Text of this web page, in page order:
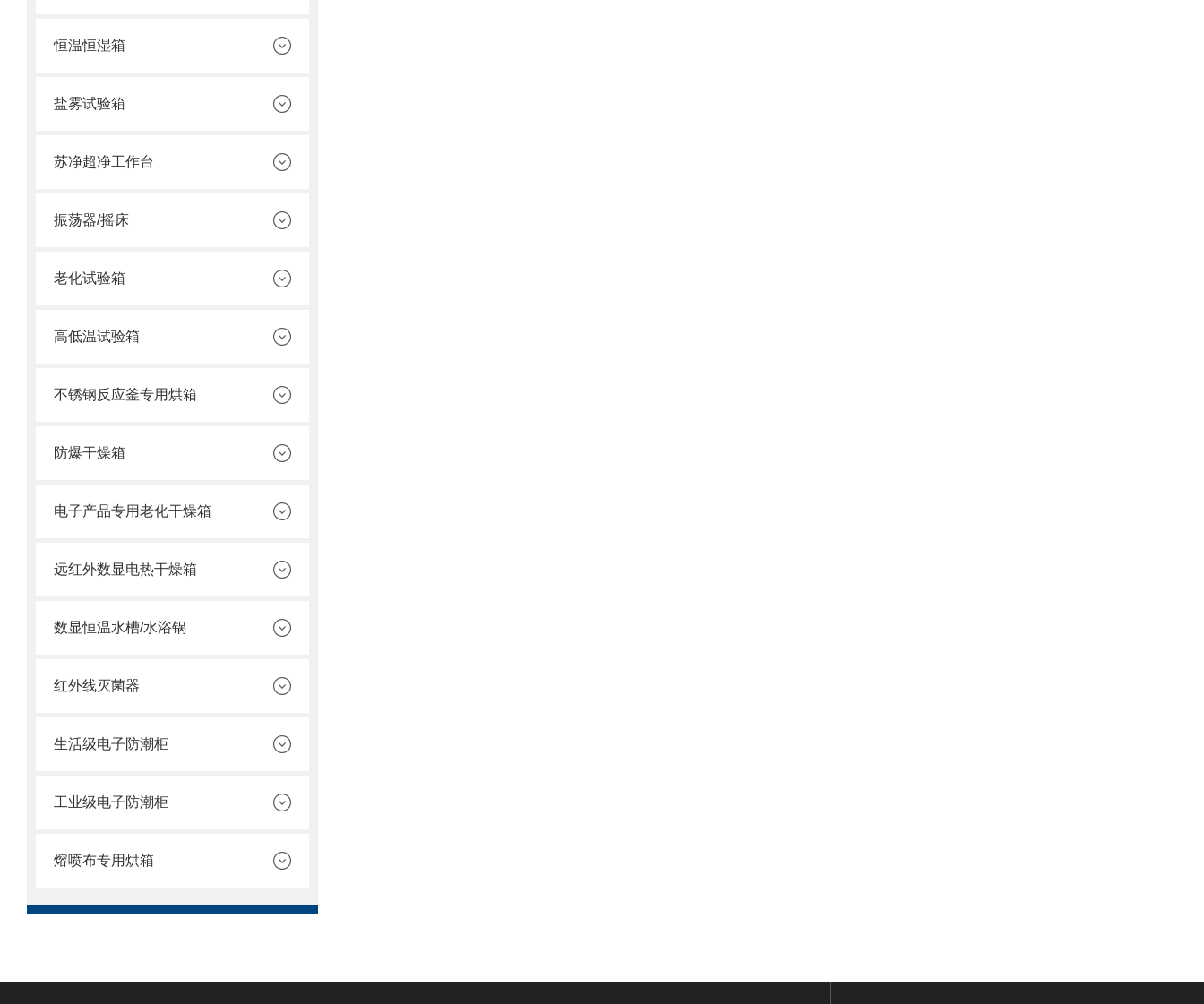
恒温恒湿箱
盐雾试验箱
苏净超净工作台
振荡器/摇床
老化试验箱
高低温试验箱
不锈钢反应釜专用烘箱
防爆干燥箱
电子产品专用老化干燥箱
远红外数显电热干燥箱
数显恒温水槽/水浴锅
红外线灭菌器
生活级电子防潮柜
工业级电子防潮柜
熔喷布专用烘箱